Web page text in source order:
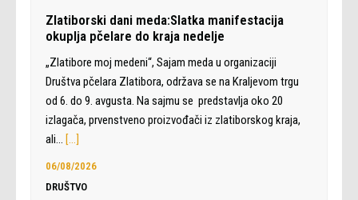
Zlatiborski dani meda:Slatka manifestacija
okuplja pčelare do kraja nedelje
„Zlatibore moj medeni“, Sajam meda u organizaciji
Društva pčelara Zlatibora, održava se na Kraljevom trgu
od 6. do 9. avgusta. Na sajmu se predstavlja oko 20
izlagača, prvenstveno proizvođači iz zlatiborskog kraja,
ali… […]
06/08/2026
DRUŠTVO